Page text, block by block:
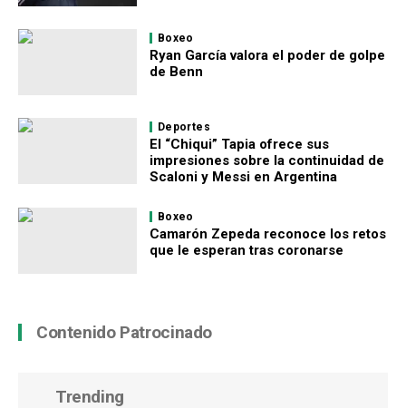
Boxeo
Ryan García valora el poder de golpe
de Benn
Deportes
El “Chiqui” Tapia ofrece sus
impresiones sobre la continuidad de
Scaloni y Messi en Argentina
Boxeo
Camarón Zepeda reconoce los retos
que le esperan tras coronarse
Contenido Patrocinado
Trending